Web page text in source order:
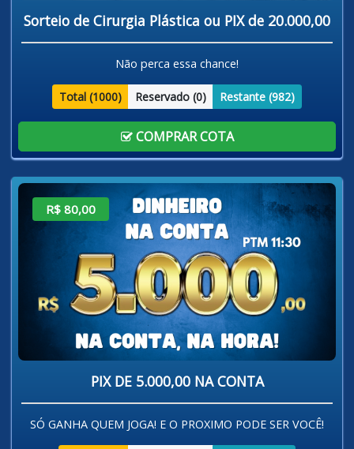
Sorteio de Cirurgia Plástica ou PIX de 20.000,00
Não perca essa chance!
Total (1000) Reservado (0) Restante (982)
COMPRAR COTA
R$ 80,00
PIX DE 5.000,00 NA CONTA
SÓ GANHA QUEM JOGA! E O PROXIMO PODE SER VOCÊ!